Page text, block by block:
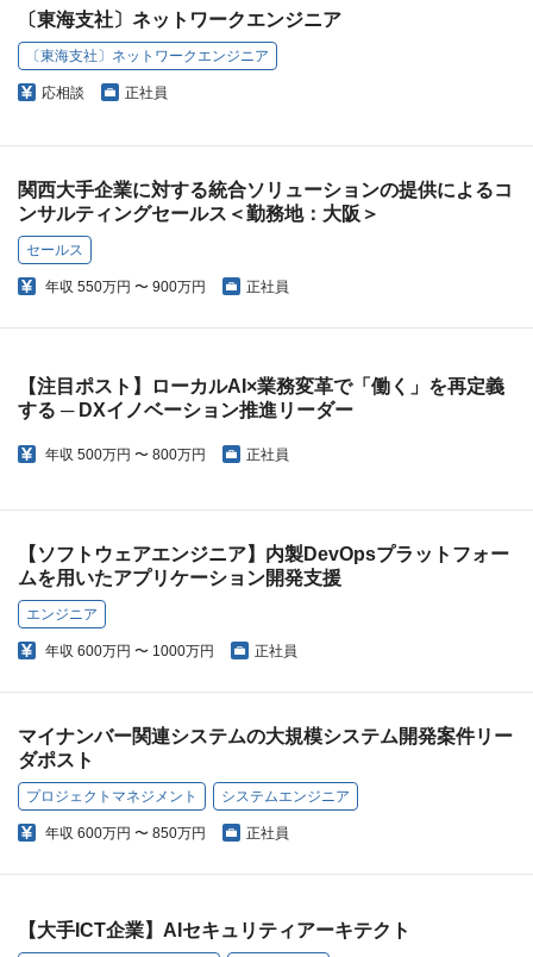
〔東海支社〕ネットワークエンジニア
〔東海支社〕ネットワークエンジニア
応相談 正社員
関西大手企業に対する統合ソリューションの提供によるコ
ンサルティングセールス＜勤務地：大阪＞
セールス
年収 550万円 〜 900万円 正社員
【注目ポスト】ローカルAI×業務変革で「働く」を再定義
する ─ DXイノベーション推進リーダー
年収 500万円 〜 800万円 正社員
【ソフトウェアエンジニア】内製DevOpsプラットフォー
ムを用いたアプリケーション開発支援
エンジニア
年収 600万円 〜 1000万円 正社員
マイナンバー関連システムの大規模システム開発案件リー
ダポスト
プロジェクトマネジメント システムエンジニア
年収 600万円 〜 850万円 正社員
【大手ICT企業】AIセキュリティアーキテクト